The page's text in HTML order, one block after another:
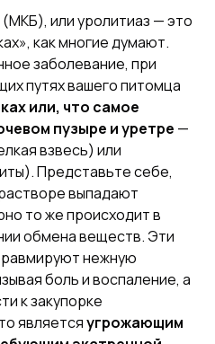
или уролитиаз — это
как многие думают.
заболевание, при
путях вашего питомца
или, что самое
пузыре и уретре —
взвесь) или
Представьте себе,
выпадают
то же происходит в
обмена веществ. Эти
нежную
боль и воспаление, а
к закупорке
являетсяугрожающим